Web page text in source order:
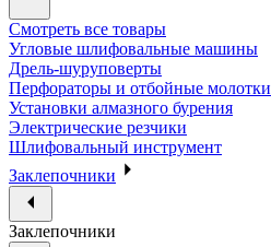
Смотреть все товары
Угловые шлифовальные машины
Дрель-шуруповерты
Перфораторы и отбойные молотки
Установки алмазного бурения
Электрические резчики
Шлифовальный инструмент
Заклепочники
Заклепочники